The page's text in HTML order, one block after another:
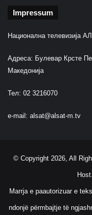
Impressum
Национална телевизија
Адреса: Булевар Крсте
Македонија
Тел: 02 3216070
e-mail: alsat@alsat-m.tv
© Copyright 2026, All
Marrja e paautorizuar e
ndonjë përmbajtje të